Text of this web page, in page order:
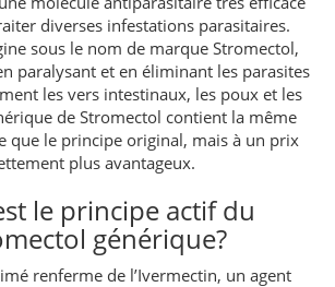
diverses infestations parasitaires.
sous le nom de marque Stromectol,
paraly­sant et en éliminant les parasites
les vers intestinaux, les poux et les
de Stromectol contient la même
que le principe original, mais à un prix
plus avantageux.
le principe actif du
générique?
renferme de l’Ivermectin, un agent